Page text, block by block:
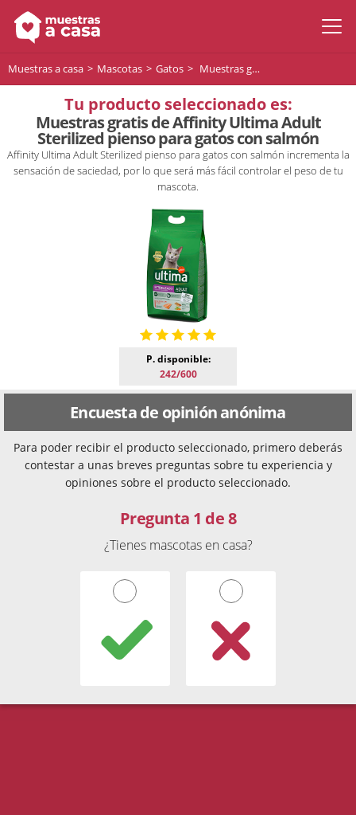
Muestras a casa Mascotas Gatos Muestras gratis de Affinity Ultima Adult Sterilized pienso para gatos con salmón
Tu producto seleccionado es:
Muestras gratis de Affinity Ultima Adult
Sterilized pienso para gatos con salmón
Affinity Ultima Adult Sterilized pienso para gatos con salmón incrementa la
sensación de saciedad, por lo que será más fácil controlar el peso de tu
mascota.
P. disponible:
242/600
Encuesta de opinión anónima
Para poder recibir el producto seleccionado, primero deberás
contestar a unas breves preguntas sobre tu experiencia y
opiniones sobre el producto seleccionado.
Pregunta 1 de 8
¿Tienes mascotas en casa?